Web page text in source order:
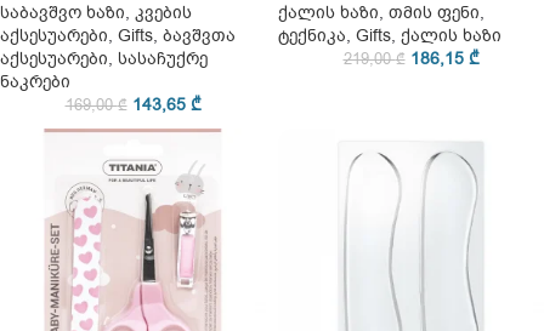
საბავშვო ხაზი, კვების
აქსესუარები, Gifts, ბავშვთა
აქსესუარები, სასაჩუქრე
ნაკრები
169,00₾ 143,65 ₾
ქალის ხაზი, თმის ფენი,
ტექნიკა, Gifts, ქალის ხაზი
219,00₾ 186,15 ₾